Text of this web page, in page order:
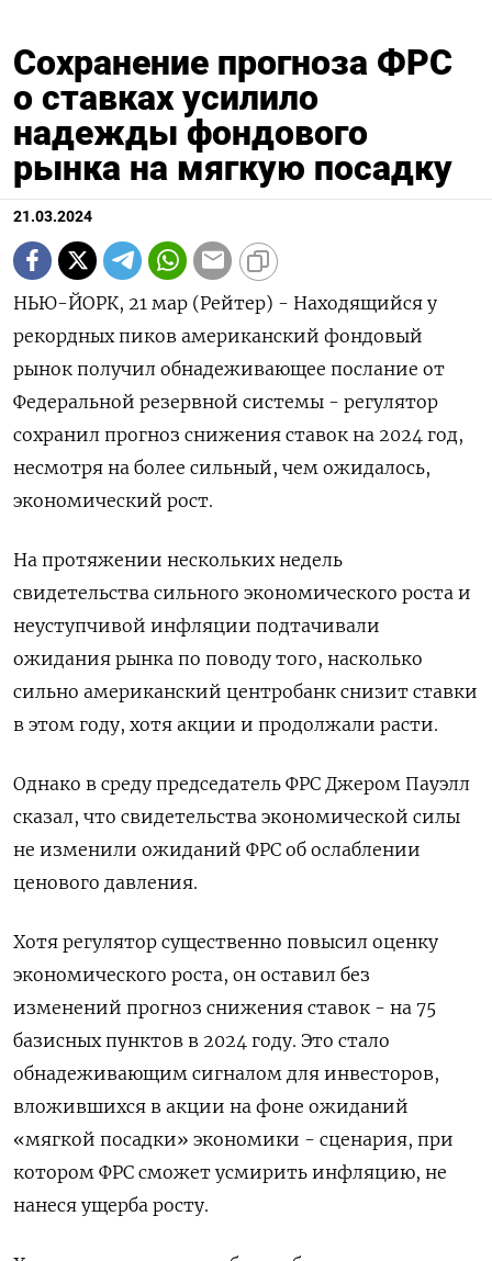
Сохранение прогноза ФРС
о ставках усилило
надежды фондового
рынка на мягкую посадку
21.03.2024
НЬЮ-ЙОРК, 21 мар (Рейтер) - Находящийся у
рекордных пиков американский фондовый
рынок получил обнадеживающее послание от
Федеральной резервной системы - регулятор
сохранил прогноз снижения ставок на 2024 год,
несмотря на более сильный, чем ожидалось,
экономический рост.
На протяжении нескольких недель
свидетельства сильного экономического роста и
неуступчивой инфляции подтачивали
ожидания рынка по поводу того, насколько
сильно американский центробанк снизит ставки
в этом году, хотя акции и продолжали расти.
Однако в среду председатель ФРС Джером Пауэлл
сказал, что свидетельства экономической силы
не изменили ожиданий ФРС об ослаблении
ценового давления.
Хотя регулятор существенно повысил оценку
экономического роста, он оставил без
изменений прогноз снижения ставок - на 75
базисных пунктов в 2024 году. Это стало
обнадеживающим сигналом для инвесторов,
вложившихся в акции на фоне ожиданий
«мягкой посадки» экономики - сценария, при
котором ФРС сможет усмирить инфляцию, не
нанеся ущерба росту.